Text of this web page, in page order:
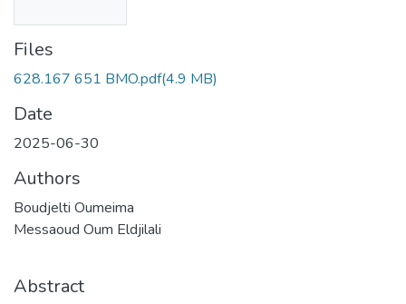
Files
628.167 651 BMO.pdf(4.9 MB)
Date
2025-06-30
Authors
Boudjelti Oumeima
Messaoud Oum Eldjilali
Abstract